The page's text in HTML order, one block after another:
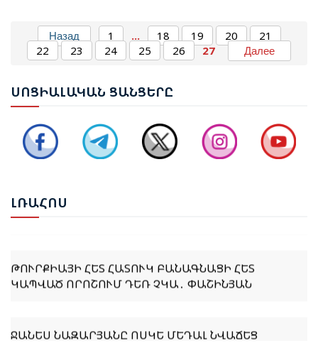
Назад 1 ... 18 19 20
21
22
23 24 25 26 27 Далее
ՍՈՑԻԱԼԱԿԱՆ ՑԱՆՑԵՐԸ
ԼՌԱՀՈՍ
ՌՈՒԲԵՆ ՌՈՒԲԻՆՅԱՆԸ ԸՆՏՐՎԵՑ ԱԺ ՆԱԽԱԳԱՀ
ՆԻԿՈԼ ՓԱՇԻՆՅԱՆԻՆ ՎԱՐՉԱՊԵՏ ՆՇԱՆԱԿԵԼՈՒ
ՄԱՍԻՆ ՀՐԱՄԱՆԱԳԻՐԸ
ԻԼՀԱՄ ԱԼԻԵՎ. ԿԵՆՏՐՈՆԱԿԱՆ ԱՍԻԱՅԻ ԵՐԿՐՆԵՐԻ
ԱՐՏԱՔԻՆ ՔԱՂԱՔԱԿԱՆՈՒԹՅԱՆ ՀԻՄՆԱԿԱՆ
ԱՌԱՋՆԱՀԵՐԹՈՒԹՅՈՒՆՆԵՐԻՑ ՄԵԿՆ ԵՆ
ԹՈՒՐՔԻԱՅԻ ՀԵՏ ՀԱՏՈՒԿ ԲԱՆԱԳՆԱՑԻ ՀԵՏ
ԿԱՊՎԱԾ ՈՐՈՇՈՒՄ ԴԵՌ ՉԿԱ․ ՓԱՇԻՆՅԱՆ
ՋԱՆԵՍ ՆԱԶԱՐՅԱՆԸ ՈՍԿԵ ՄԵԴԱԼ ՆՎԱՃԵՑ
ԲԱՔՎՈՒՄ